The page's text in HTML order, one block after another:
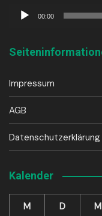
Audio-
00:00
Impressum
AGB
Datenschutzerklärung
Kalender
M D M